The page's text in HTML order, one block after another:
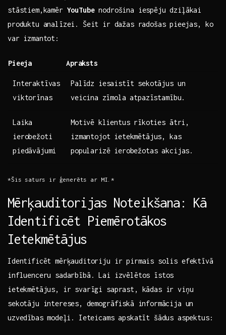
stāstiem,kamēr YouTubenodrošina iespēju dziļākai
produktu analīzei. Šeit ir⁢ dažas ​radošas ⁤pieejas, ko
var ‌izmantot:
Pieeja Apraksts
Interaktīvas
viktorīnas
Palīdz iesaistīt sekotājus un
veicina ⁣zīmola atpazīstamību.
Laika
ierobežoti
piedāvājumi
Motivē ⁤klientus rīkoties ātri,
izmantojot ietekmētājus, ‌kas
popularizē ierobežotas akcijas.
*Šis saturs ir ģenerēts‍ ar‍ MI.*
Mērķauditorijas Noteikšana: ​Kā
Identificēt Piemērotākos
Ietekmētājus
Identificēt mērķauditoriju ir pirmais solis efektīvā
influenceru sadarbībā. Lai izvēlētos ‌īstos
ietekmētājus, ​ir‍ svarīgi saprast, kādas ir viņu
sekotāju intereses, ⁤demogrāfiskā informācija un
uzvedības⁢ modeļi. Ieteicams apskatīt šādus aspektus: